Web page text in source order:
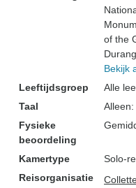
of the
Bekijk
Leeftijdsgroep
Alle
Taal
Fysieke
beoordeling
Kamertype
Solo-
Reisorganisatie